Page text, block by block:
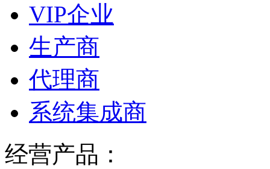
VIP企业
生产商
代理商
系统集成商
经营产品：